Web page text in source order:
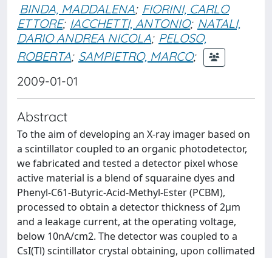
BINDA, MADDALENA; FIORINI, CARLO
ETTORE; IACCHETTI, ANTONIO; NATALI,
DARIO ANDREA NICOLA; PELOSO,
ROBERTA; SAMPIETRO, MARCO;
2009-01-01
Abstract
To the aim of developing an X-ray imager based on
a scintillator coupled to an organic photodetector,
we fabricated and tested a detector pixel whose
active material is a blend of squaraine dyes and
Phenyl-C61-Butyric-Acid-Methyl-Ester (PCBM),
processed to obtain a detector thickness of 2μm
and a leakage current, at the operating voltage,
below 10nA/cm2. The detector was coupled to a
CsI(Tl) scintillator crystal obtaining, upon collimated